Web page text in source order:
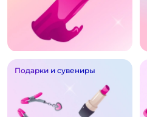
Подарки и сувениры